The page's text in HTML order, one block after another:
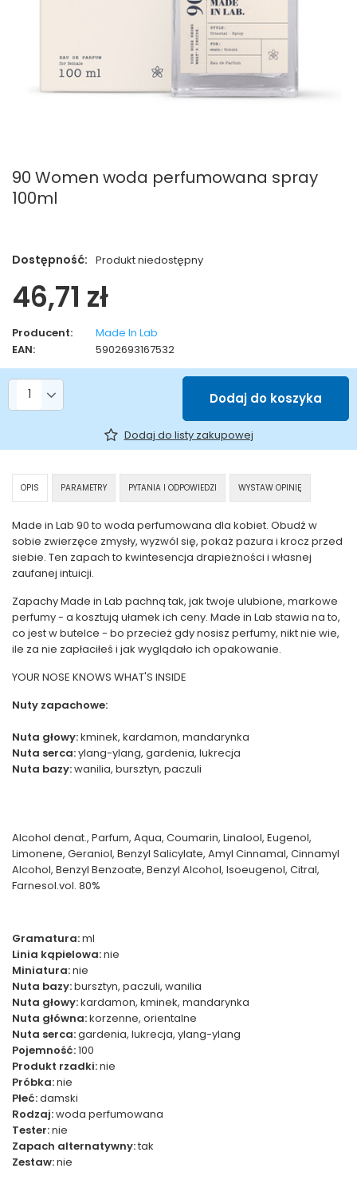
90 Women woda perfumowana spray
100ml
Dostępność: Produkt niedostępny
46,71 zł
Producent:
Made In Lab
EAN:
5902693167532
Liczba produktów
Dodaj do koszyka
Dodaj do listy zakupowej
OPIS PARAMETRY PYTANIA I ODPOWIEDZI WYSTAW OPINIĘ
Made in Lab 90 to woda perfumowana dla kobiet. Obudź w
sobie zwierzęce zmysły, wyzwól się, pokaż pazura i krocz przed
siebie. Ten zapach to kwintesencja drapieżności i własnej
zaufanej intuicji.
Zapachy Made in Lab pachną tak, jak twoje ulubione, markowe
perfumy - a kosztują ułamek ich ceny. Made in Lab stawia na to,
co jest w butelce - bo przecież gdy nosisz perfumy, nikt nie wie,
ile za nie zapłaciłeś i jak wyglądało ich opakowanie.
YOUR NOSE KNOWS WHAT'S INSIDE
Nuty zapachowe:
Nuta głowy:kminek, kardamon, mandarynka
Nuta serca:ylang-ylang, gardenia, lukrecja
Nuta bazy:wanilia, bursztyn, paczuli
Alcohol denat., Parfum, Aqua, Coumarin, Linalool, Eugenol,
Limonene, Geraniol, Benzyl Salicylate, Amyl Cinnamal, Cinnamyl
Alcohol, Benzyl Benzoate, Benzyl Alcohol, Isoeugenol, Citral,
Farnesol.vol. 80%
Gramatura:ml
Linia kąpielowa:nie
Miniatura:nie
Nuta bazy:bursztyn, paczuli, wanilia
Nuta głowy:kardamon, kminek, mandarynka
Nuta główna:korzenne, orientalne
Nuta serca:gardenia, lukrecja, ylang-ylang
Pojemność:100
Produkt rzadki:nie
Próbka:nie
Płeć:damski
Rodzaj:woda perfumowana
Tester:nie
Zapach alternatywny:tak
Zestaw:nie